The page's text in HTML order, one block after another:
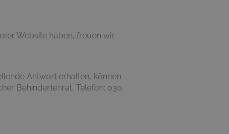
Website haben, freuen wir
Antwort erhalten, können
Behindertenrat, Telefon: 030